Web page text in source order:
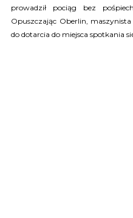
prowadził pociąg bez
Opuszczając Oberlin,
do dotarcia do miejsca spotkania